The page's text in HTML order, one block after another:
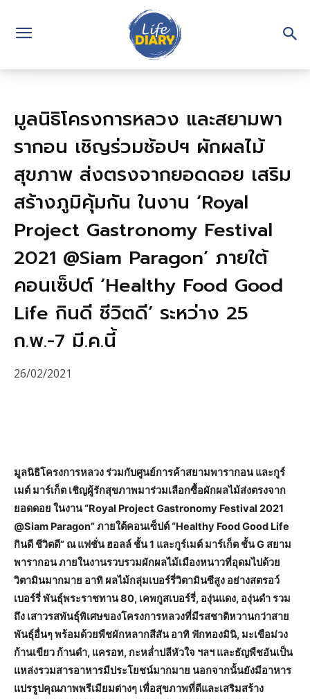
มูลนิธิโครงการหลวง และสยามพา
รากอน เชิญร่วมช้อปฯ ผักผลไม้
สุขภาพ ส่งตรงจากยอดดอย เสริม
สร้างภูมิคุ้มกัน ในงาน ‘Royal
Project Gastronomy Festival
2021 @Siam Paragon’ ภายใต้
คอนเซ็ปต์ ‘Healthy Food Good
Life กินดี ชีวิตดี’ ระหว่าง 25
ก.พ.-7 มี.ค.นี้
26/02/2021
มูลนิธิโครงการหลวง ร่วมกับศูนย์การค้าสยามพารากอน และกูร์
เมต์ มาร์เก็ต เชิญผู้รักสุขภาพมาร่วมเลือกซื้อผักผลไม้ส่งตรงจาก
ยอดดอย ในงาน “Royal Project Gastronomy Festival 2021
@Siam Paragon” ภายใต้คอนเซ็ปต์ “Healthy Food Good Life
กินดี ชีวิตดี” ณ แฟชั่น ฮอลล์ ชั้น 1 และกูร์เมต์ มาร์เก็ต ชั้น G สยาม
พารากอน ภายในงานรวบรวมผักผลไม้เมืองหนาวที่อุดมไปด้วย
วิตามินมากมาย อาทิ ผลไม้กลุ่มเบอร์รี่วิตามินซีสูง อย่างสตรอว์
เบอร์รี่ พันธุ์พระราชทาน 80, เคพกูสเบอร์รี่, องุ่นแดง, องุ่นดำ รวม
ถึง เสาวรสพันธุ์พิเศษของโครงการหลวงที่มีรสชาติหวานกว่าสาย
พันธุ์อื่นๆ พร้อมด้วยพืชผักหลากสีสัน อาทิ ฟักทองมินิ, มะเขือม่วง
ก้านเขียว ก้านดำ, แครอท, กะหล่ำปลีหัวใจ ฯลฯ และธัญพืชอันเป็น
แหล่งรวมสารอาหารมีประโยชน์มากมาย นอกจากนั้นยังมีอาหาร
แปรรูปคุณภาพพรีเมียมต่างๆ เพื่อสุขภาพที่ดีและเสริมสร้าง